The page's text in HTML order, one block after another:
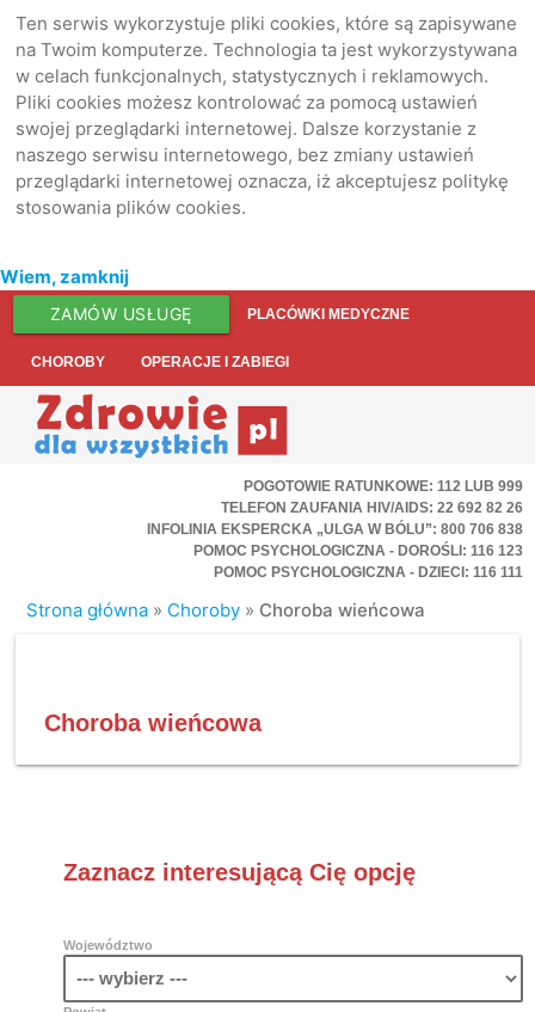
Ten serwis wykorzystuje pliki cookies, które są zapisywane
na Twoim komputerze. Technologia ta jest wykorzystywana
w celach funkcjonalnych, statystycznych i reklamowych.
Pliki cookies możesz kontrolować za pomocą ustawień
swojej przeglądarki internetowej. Dalsze korzystanie z
naszego serwisu internetowego, bez zmiany ustawień
przeglądarki internetowej oznacza, iż akceptujesz politykę
stosowania plików cookies.
Wiem, zamknij
ZAMÓW USŁUGĘ PLACÓWKI MEDYCZNE
CHOROBY OPERACJE I ZABIEGI
POGOTOWIE RATUNKOWE: 112 LUB 999
TELEFON ZAUFANIA HIV/AIDS: 22 692 82 26
INFOLINIA EKSPERCKA „ULGA W BÓLU”: 800 706 838
POMOC PSYCHOLOGICZNA - DOROŚLI: 116 123
POMOC PSYCHOLOGICZNA - DZIECI: 116 111
Strona główna » Choroby » Choroba wieńcowa
Choroba wieńcowa
Zaznacz interesującą Cię opcję
Województwo